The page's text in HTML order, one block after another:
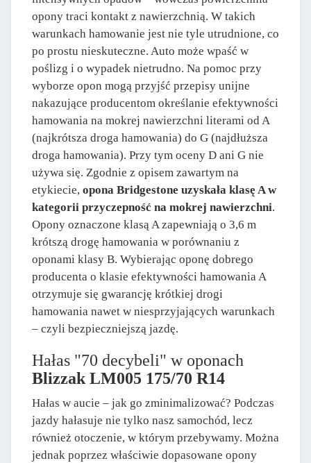
opony traci kontakt z nawierzchnią. W takich
warunkach hamowanie jest nie tyle utrudnione, co
po prostu nieskuteczne. Auto może wpaść w
poślizg i o wypadek nietrudno. Na pomoc przy
wyborze opon mogą przyjść przepisy unijne
nakazujące producentom określanie efektywności
hamowania na mokrej nawierzchni literami od A
(najkrótsza droga hamowania) do G (najdłuższa
droga hamowania). Przy tym oceny D ani G nie
używa się. Zgodnie z opisem zawartym na
etykiecie, opona Bridgestone uzyskała klasę A w
kategorii przyczepność na mokrej nawierzchni.
Opony oznaczone klasą A zapewniają o 3,6 m
krótszą drogę hamowania w porównaniu z
oponami klasy B. Wybierając oponę dobrego
producenta o klasie efektywności hamowania A
otrzymuje się gwarancję krótkiej drogi
hamowania nawet w niesprzyjających warunkach
– czyli bezpieczniejszą jazdę.
Hałas "70 decybeli" w oponach
Blizzak LM005 175/70 R14
Hałas w aucie – jak go zminimalizować? Podczas
jazdy hałasuje nie tylko nasz samochód, lecz
również otoczenie, w którym przebywamy. Można
jednak poprzez właściwie dopasowane opony